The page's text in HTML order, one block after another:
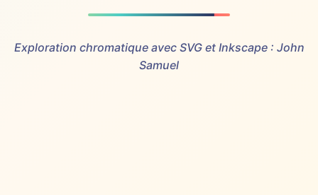
Exploration chromatique avec SVG et Inkscape : John
Samuel